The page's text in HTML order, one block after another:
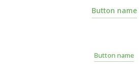
Button name
Button name